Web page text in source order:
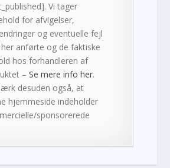
Vi tager
for afvigelser,
og eventuelle fejl
anførte og de faktiske
hos forhandleren af
–Se mere info her.
desuden også, at
hjemmeside indeholder
sponsorerede